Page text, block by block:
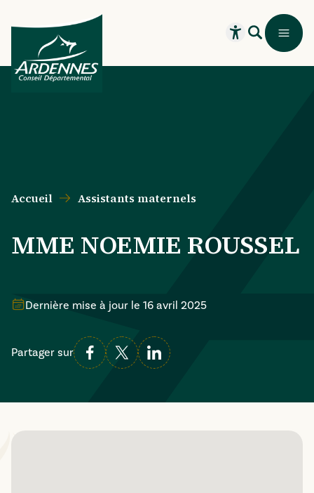
Recherche
Ouvrir leMenu
Accueil Assistants maternels
MME NOEMIE ROUSSEL
Dernière mise à jour le 16 avril 2025
Partager sur